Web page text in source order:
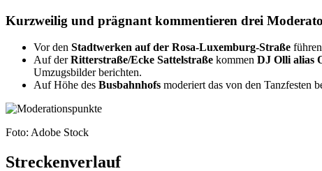
Kurzweilig und prägnant kommentieren drei
Vor den Stadtwerken auf der Rosa-Luxemburg-Straße
Auf derRitterstraße/Ecke Sattelstraße kommen DJ Olli alias
Umzugsbilder berichten.
Auf Höhe des Busbahnhofs moderiert das von den Tanzfesten
Foto: Adobe Stock
Streckenverlauf